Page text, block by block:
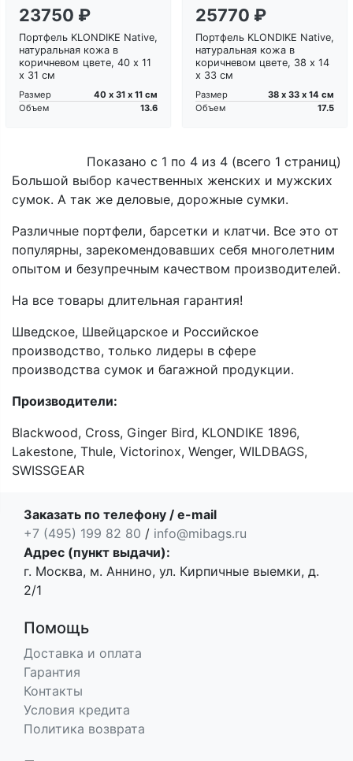
23750 ₽
Портфель KLONDIKE Native,
натуральная кожа в
коричневом цвете, 40 х 11
х 31 см
Размер
40 х 31 х 11 см
Объем
13.6
25770 ₽
Портфель KLONDIKE Native,
натуральная кожа в
коричневом цвете, 38 х 14
х 33 см
Размер
38 х 33 х 14 см
Объем
17.5
Показано с 1 по 4 из 4 (всего 1 страниц)
Большой выбор качественных женских и мужских
сумок. А так же деловые, дорожные сумки.
Различные портфели, барсетки и клатчи. Все это от
популярны, зарекомендовавших себя многолетним
опытом и безупречным качеством производителей.
На все товары длительная гарантия!
Шведское, Швейцарское и Российское
производство, только лидеры в сфере
производства сумок и багажной продукции.
Производители:
Blackwood, Cross, Ginger Bird, KLONDIKE 1896,
Lakestone, Thule, Victorinox, Wenger, WILDBAGS,
SWISSGEAR
Заказать по телефону / e-mail
+7 (495) 199 82 80 / info@mibags.ru
Адрес (пункт выдачи):
г. Москва, м. Аннино, ул. Кирпичные выемки, д.
2/1
Помощь
Доставка и оплата
Гарантия
Контакты
Условия кредита
Политика возврата